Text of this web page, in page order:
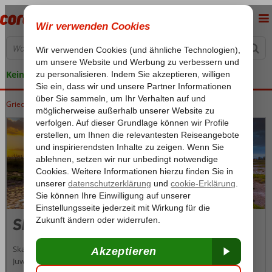
Keine versteckten Kosten
Home
Griechenland Lesbos Lesbos Skala Kalloni
Skala Kalloni
Skala Kalloni, auch bekannt als Skala Kallonis, ist ein verstecktes
Juwel in zentraler Lage auf der griechischen Insel Lesbos. Dieses